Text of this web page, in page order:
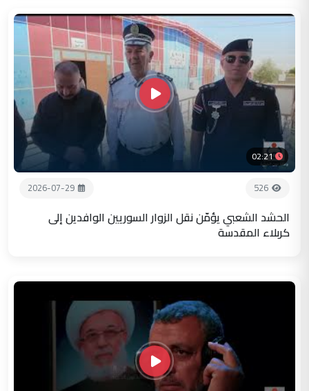
02:21
526
2026-07-29
الحشد الشعبي يؤمّن نقل الزوار السوريين الوافدين إلى
كربلاء المقدسة